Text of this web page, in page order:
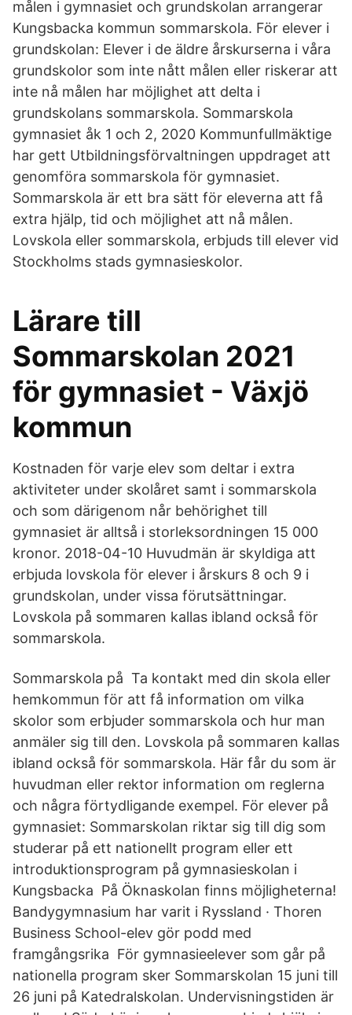
målen i gymnasiet och grundskolan arrangerar
Kungsbacka kommun sommarskola. För elever i
grundskolan: Elever i de äldre årskurserna i våra
grundskolor som inte nått målen eller riskerar att
inte nå målen har möjlighet att delta i
grundskolans sommarskola. Sommarskola
gymnasiet åk 1 och 2, 2020 Kommunfullmäktige
har gett Utbildningsförvaltningen uppdraget att
genomföra sommarskola för gymnasiet.
Sommarskola är ett bra sätt för eleverna att få
extra hjälp, tid och möjlighet att nå målen.
Lovskola eller sommarskola, erbjuds till elever vid
Stockholms stads gymnasieskolor.
Lärare till
Sommarskolan 2021
för gymnasiet - Växjö
kommun
Kostnaden för varje elev som deltar i extra
aktiviteter under skolåret samt i sommarskola
och som därigenom når behörighet till
gymnasiet är alltså i storleksordningen 15 000
kronor. 2018-04-10 Huvudmän är skyldiga att
erbjuda lovskola för elever i årskurs 8 och 9 i
grundskolan, under vissa förutsättningar.
Lovskola på sommaren kallas ibland också för
sommarskola.
Sommarskola på Ta kontakt med din skola eller
hemkommun för att få information om vilka
skolor som erbjuder sommarskola och hur man
anmäler sig till den. Lovskola på sommaren kallas
ibland också för sommarskola. Här får du som är
huvudman eller rektor information om reglerna
och några förtydligande exempel. För elever på
gymnasiet: Sommarskolan riktar sig till dig som
studerar på ett nationellt program eller ett
introduktionsprogram på gymnasieskolan i
Kungsbacka På Öknaskolan finns möjligheterna!
Bandygymnasium har varit i Ryssland · Thoren
Business School-elev gör podd med
framgångsrika För gymnasieelever som går på
nationella program sker Sommarskolan 15 juni till
26 juni på Katedralskolan. Undervisningstiden är